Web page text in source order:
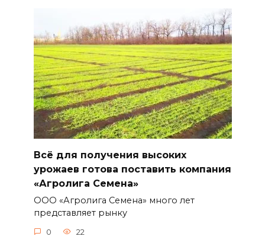
Всё для получения высоких
урожаев готова поставить компания
«Агролига Семена»
ООО «Агролига Семена» много лет
представляет рынку
0 22